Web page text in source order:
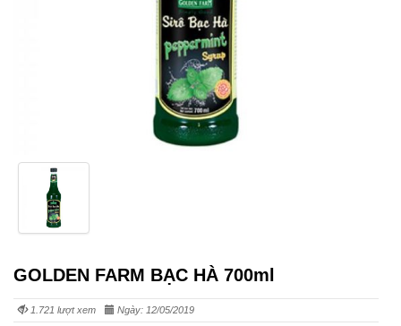
GOLDEN FARM BẠC HÀ 700ml
1.721 lượt xem Ngày: 12/05/2019